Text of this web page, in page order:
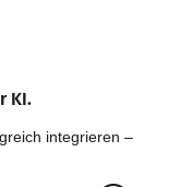
KI.
integrieren –